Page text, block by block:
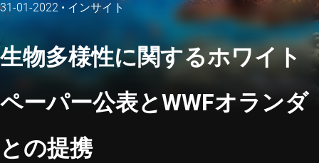
31-01-2022 • インサイト
生物多様性に関するホワイト
ペーパー公表とWWFオランダ
との提携